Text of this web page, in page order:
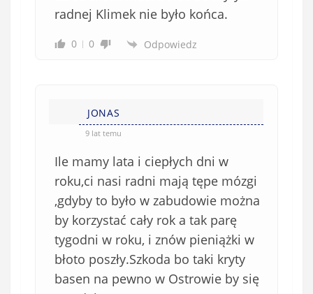
radnej Klimek nie było końca.
0 0 Odpowiedz
JONAS
9 lat temu
Ile mamy lata i ciepłych dni w
roku,ci nasi radni mają tępe mózgi
,gdyby to było w zabudowie można
by korzystać cały rok a tak parę
tygodni w roku, i znów pieniążki w
błoto poszły.Szkoda bo taki kryty
basen na pewno w Ostrowie by się